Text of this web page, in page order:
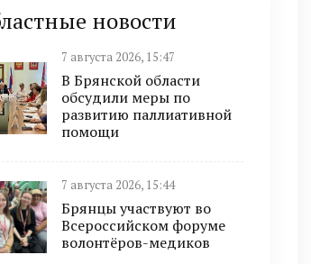
новости
7 августа 2026, 15:47
В Брянской области
обсудили меры по
развитию паллиативной
помощи
7 августа 2026, 15:44
Брянцы участвуют во
Всероссийском форуме
волонтёров-медиков